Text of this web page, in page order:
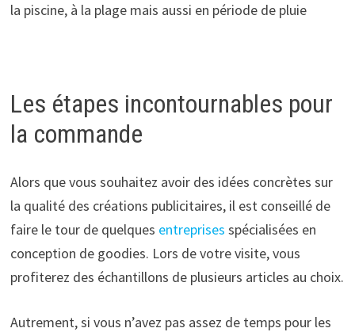
la piscine, à la plage mais aussi en période de pluie
Les étapes incontournables pour
la commande
Alors que vous souhaitez avoir des idées concrètes sur
la qualité des créations publicitaires, il est conseillé de
faire le tour de quelques entreprises spécialisées en
conception de goodies. Lors de votre visite, vous
profiterez des échantillons de plusieurs articles au choix.
Autrement, si vous n’avez pas assez de temps pour les